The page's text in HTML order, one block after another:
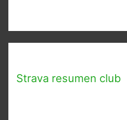
Strava resumen club